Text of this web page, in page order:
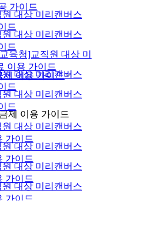
제 이용 가이드
가이드
대상 미리캔버스
드
대상 미리캔버스
드
육청]교직원 대상 미
이용 가이드
대상 미리캔버스
드
대상 미리캔버스
드
제 이용 가이드
대상 미리캔버스
가이드
대상 미리캔버스
가이드
대상 미리캔버스
가이드
대상 미리캔버스
가이드